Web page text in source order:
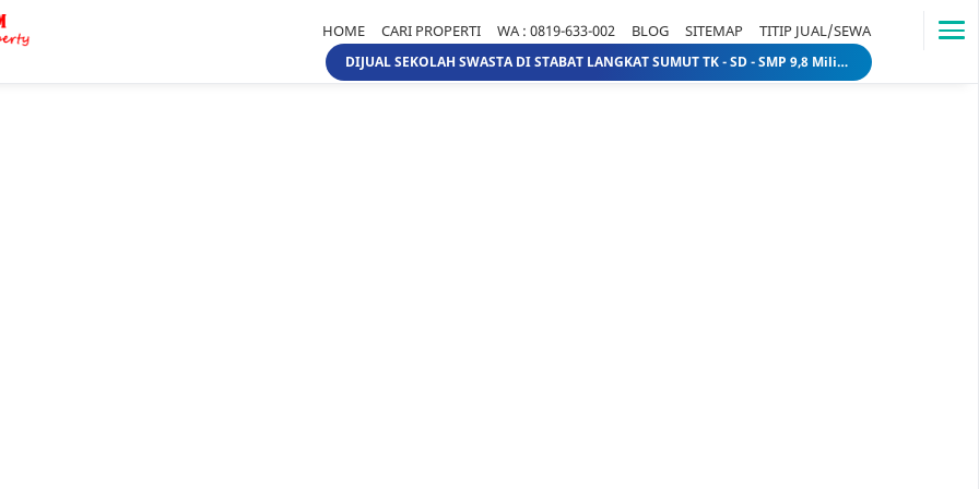
HOME CARI PROPERTI WA : 0819-633-002 BLOG SITEMAP TITIP JUAL/SEWA
DIJUAL SEKOLAH SWASTA DI STABAT LANGKAT SUMUT TK - SD - SMP 9,8 Miliar 10 Miliar sekolahdistabat1